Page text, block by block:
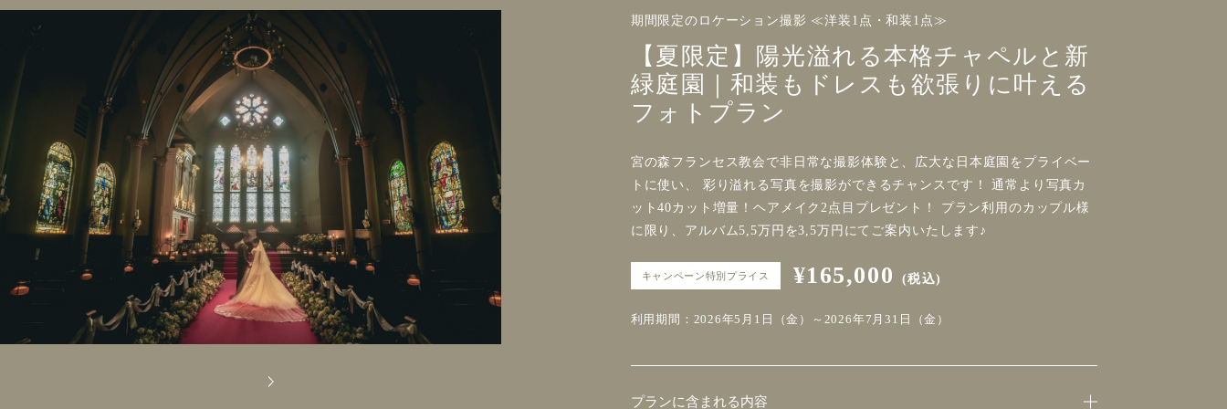
期間限定のロケーション撮影 ≪洋装1点・和装1点≫
【夏限定】陽光溢れる本格チャペルと新
緑庭園｜和装もドレスも欲張りに叶える
フォトプラン
宮の森フランセス教会で非日常な撮影体験と、広大な日本庭園をプライベー
トに使い、 彩り溢れる写真を撮影ができるチャンスです！ 通常より写真カ
ット40カット増量！ヘアメイク2点目プレゼント！ プラン利用のカップル様
に限り、アルバム5,5万円を3,5万円にてご案内いたします♪
キャンペーン特別プライス ¥165,000 (税込)
利用期間：2026年5月1日（金）～2026年7月31日（金）
プランに含まれる内容